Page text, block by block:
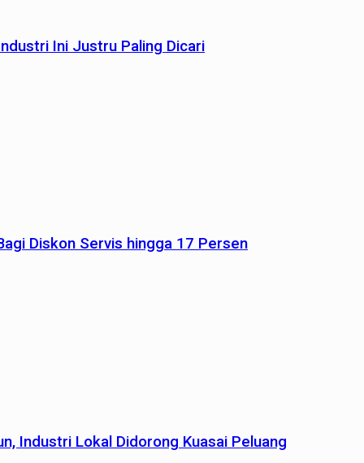
Ini Justru Paling Dicari
Diskon Servis hingga 17 Persen
Industri Lokal Didorong Kuasai Peluang